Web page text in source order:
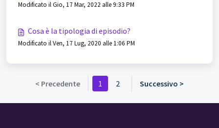
Modificato il Gio, 17 Mar, 2022 alle 9:33 PM
Cosa è la tipologia di episodio?
Modificato il Ven, 17 Lug, 2020 alle 1:06 PM
< Precedente 1 2 Successivo >